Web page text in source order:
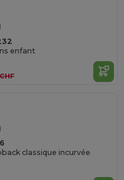
enfant
classique incurvée